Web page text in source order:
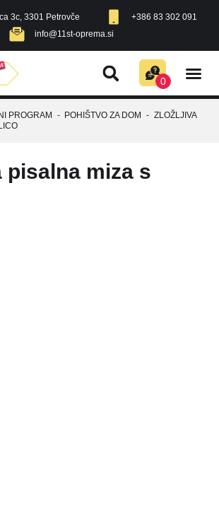
3c, 3301 Petrovče
+386 83 302 091
info@11st-oprema.si
0
PROGRAM - POHIŠTVO ZA DOM - ZLOŽLJIVA
pisalna miza s